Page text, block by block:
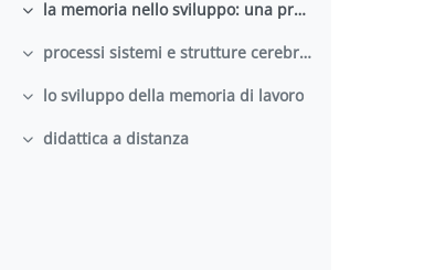
Minimizza la memoria nello sviluppo: una prospettiva storica
Minimizza processi sistemi e strutture cerebrali della memoria
Minimizza
lo sviluppo della memoria di lavoro
Minimizza
didattica a distanza